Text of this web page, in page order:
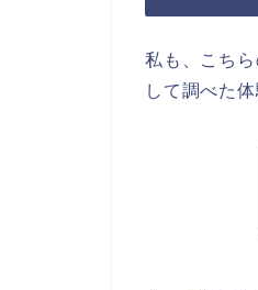
私も、こち
して調べた